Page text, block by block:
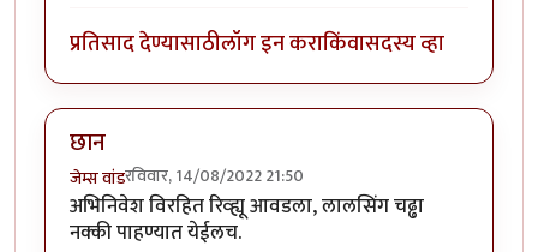
प्रतिसाद देण्यासाठीलॉग इन कराकिंवासदस्य व्हा
छान
जेम्स वांडरविवार, 14/08/2022 21:50
अभिनिवेश विरहित रिव्ह्यू आवडला, लालसिंग चढ्ढा
नक्की पाहण्यात येईलच.